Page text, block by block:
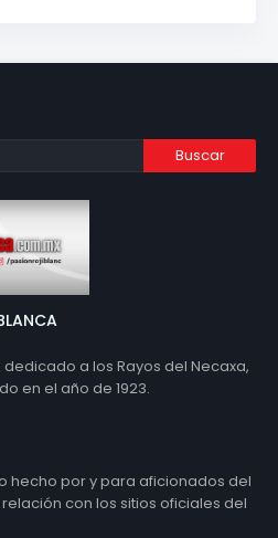
a los Rayos del Necaxa,
en el año de 1923.
hecho por y para aficionados del
con los sitios oficiales del